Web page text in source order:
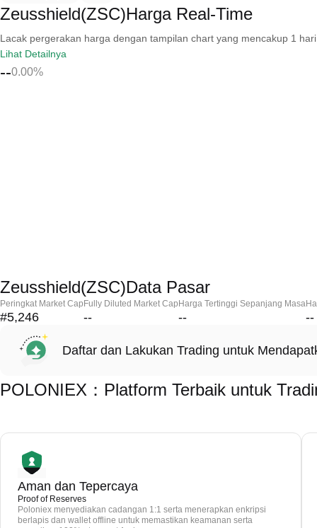
Zeusshield(ZSC)Harga Real-Time
Lacak pergerakan harga dengan tampilan chart yang mencakup 1
Lihat Detailnya
--0.00%
Zeusshield(ZSC)Data Pasar
Peringkat Market Cap
#5,246
Fully Diluted Market Cap
--
Harga Tertinggi Sepanjang Masa
-- --
Daftar dan Lakukan Trading untuk
POLONIEX：Platform Terbaik untuk
Aman dan Tepercaya
Proof of Reserves
Poloniex menyediakan cadangan 1:1 serta menerapkan enkripsi
berlapis dan wallet offline untuk memastikan keamanan serta